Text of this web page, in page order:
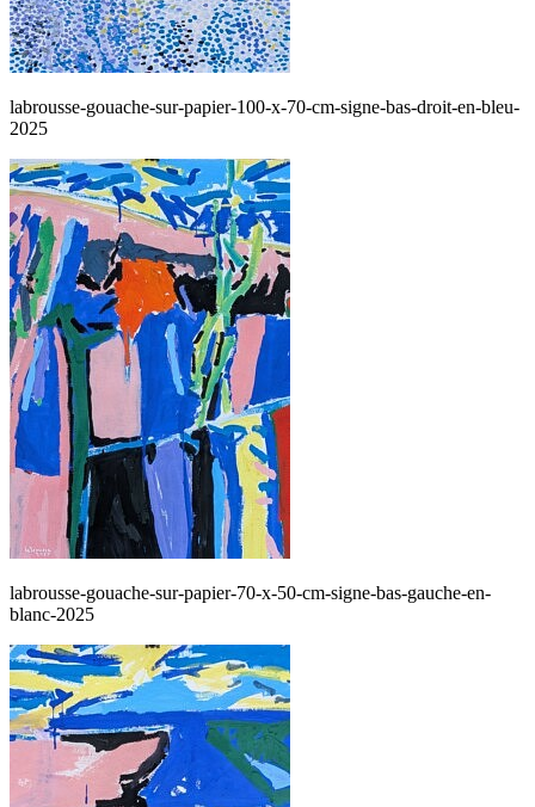
labrousse-gouache-sur-papier-100-x-70-cm-signe-bas-droit-en-bleu-
2025
labrousse-gouache-sur-papier-70-x-50-cm-signe-bas-gauche-en-
blanc-2025